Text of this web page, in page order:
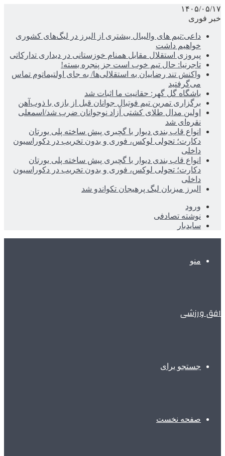
۱۴۰۵/۰۵/۱۷
خبر فوری
داعی:تیم های والیبال بیشتری از البرز در لیگ‌های کشوری
خواهیم داشت
پیروزی استقلال مقابل همنام خوزستانی در دیداری تدارکاتی
تاجرنیا: حال تیم خوب است جز پنجره بسته!
واکنش تند رضاییان به استقلالی‌ها/ به جای اولتیماتوم تماس
می‌گرفتید
باشگاه گل گهر: حقانیت ما اثبات شد
برگزاری تمرین تیم فوتبال جوانان قبل از بازی با ذوب‌آهن
اولین مدال طلای کشتی آزاد نوجوانان ضرب شد/اسمعلی
نقره‌ای شد
انواع قاب بندی دیوار با گچبری پیش ساخته پلی یورتان
دکارت؛ تحولی لوکس، فوری و بدون تخریب در دکوراسیون
داخلی
انواع قاب بندی دیوار با گچبری پیش ساخته پلی یورتان
دکارت؛ تحولی لوکس، فوری و بدون تخریب در دکوراسیون
داخلی
البرز میزبان لیگ پرهیجان تکواندو شد
ورود
نوشته تصادفی
سایدبار
منو
افق ورزشی
جستجو برای
صفحه نخست